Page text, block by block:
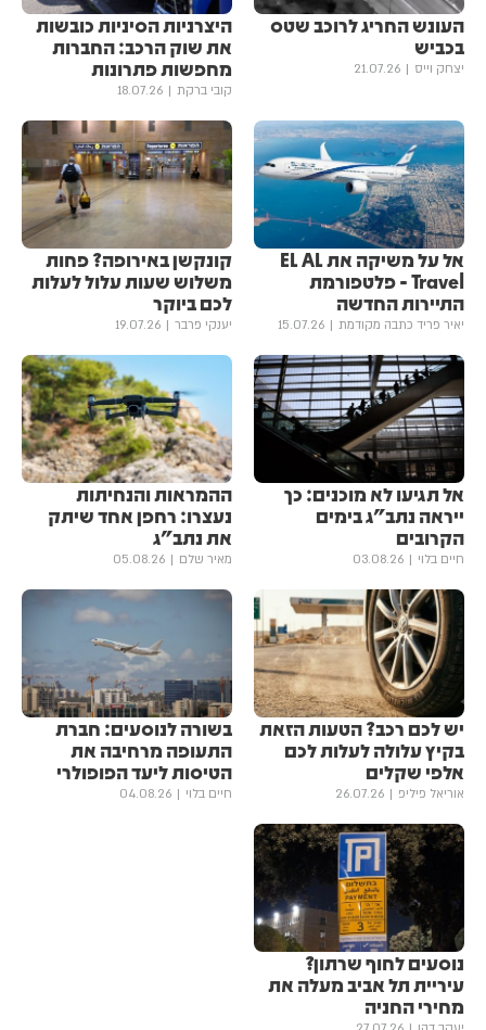
העונש החריג לרוכב שטס
בכביש
יצחק וייס 21.07.26
היצרניות הסיניות כובשות
את שוק הרכב: החברות
מחפשות פתרונות
קובי ברקת 18.07.26
אל על משיקה את EL AL
Travel - פלטפורמת
התיירות החדשה
יאיר פריד כתבה מקודמת 15.07.26
קונקשן באירופה? פחות
משלוש שעות עלול לעלות
לכם ביוקר
יענקי פרבר 19.07.26
אל תגיעו לא מוכנים: כך
ייראה נתב"ג בימים
הקרובים
חיים בלוי 03.08.26
ההמראות והנחיתות
נעצרו: רחפן אחד שיתק
את נתב"ג
מאיר שלם 05.08.26
יש לכם רכב? הטעות הזאת
בקיץ עלולה לעלות לכם
אלפי שקלים
אוריאל פיליפ 26.07.26
בשורה לנוסעים: חברת
התעופה מרחיבה את
הטיסות ליעד הפופולרי
חיים בלוי 04.08.26
נוסעים לחוף שרתון?
עיריית תל אביב מעלה את
מחירי החניה